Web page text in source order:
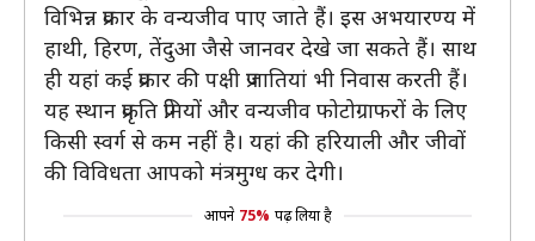
विभिन्न प्रकार के वन्यजीव पाए जाते हैं। इस अभयारण्य में
हाथी, हिरण, तेंदुआ जैसे जानवर देखे जा सकते हैं। साथ
ही यहां कई प्रकार की पक्षी प्रजातियां भी निवास करती हैं।
यह स्थान प्रकृति प्रेमियों और वन्यजीव फोटोग्राफरों के लिए
किसी स्वर्ग से कम नहीं है। यहां की हरियाली और जीवों
की विविधता आपको मंत्रमुग्ध कर देगी।
आपने 75% पढ़ लिया है